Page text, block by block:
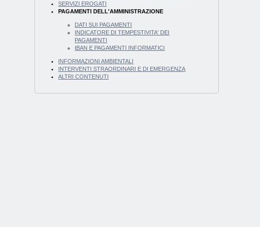
SERVIZI EROGATI
PAGAMENTI DELL'AMMINISTRAZIONE
DATI SUI PAGAMENTI
INDICATORE DI TEMPESTIVITA' DEI
PAGAMENTI
IBAN E PAGAMENTI INFORMATICI
INFORMAZIONI AMBIENTALI
INTERVENTI STRAORDINARI E DI EMERGENZA
ALTRI CONTENUTI